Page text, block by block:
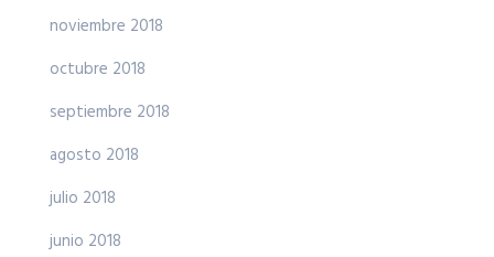
noviembre 2018
octubre 2018
septiembre 2018
agosto 2018
julio 2018
junio 2018